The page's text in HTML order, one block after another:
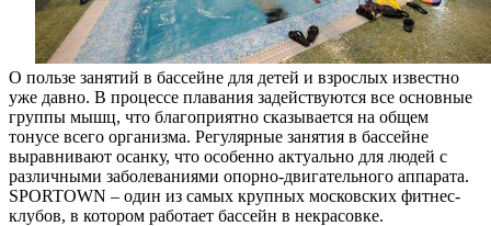
О пользе занятий в бассейне для детей и взрослых известно
уже давно. В процессе плавания задействуются все основные
группы мышц, что благоприятно сказывается на общем
тонусе всего организма. Регулярные занятия в бассейне
выравнивают осанку, что особенно актуально для людей с
различными заболеваниями опорно-двигательного аппарата.
SPORTOWN – один из самых крупных московских фитнес-
клубов, в котором работает бассейн в некрасовке.